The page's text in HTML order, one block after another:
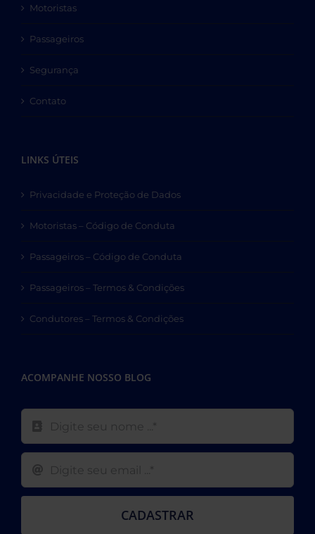
Motoristas
Passageiros
Segurança
Contato
LINKS ÚTEIS
Privacidade e Proteção de Dados
Motoristas – Código de Conduta
Passageiros – Código de Conduta
Passageiros – Termos & Condições
Condutores – Termos & Condições
ACOMPANHE NOSSO BLOG
CADASTRAR